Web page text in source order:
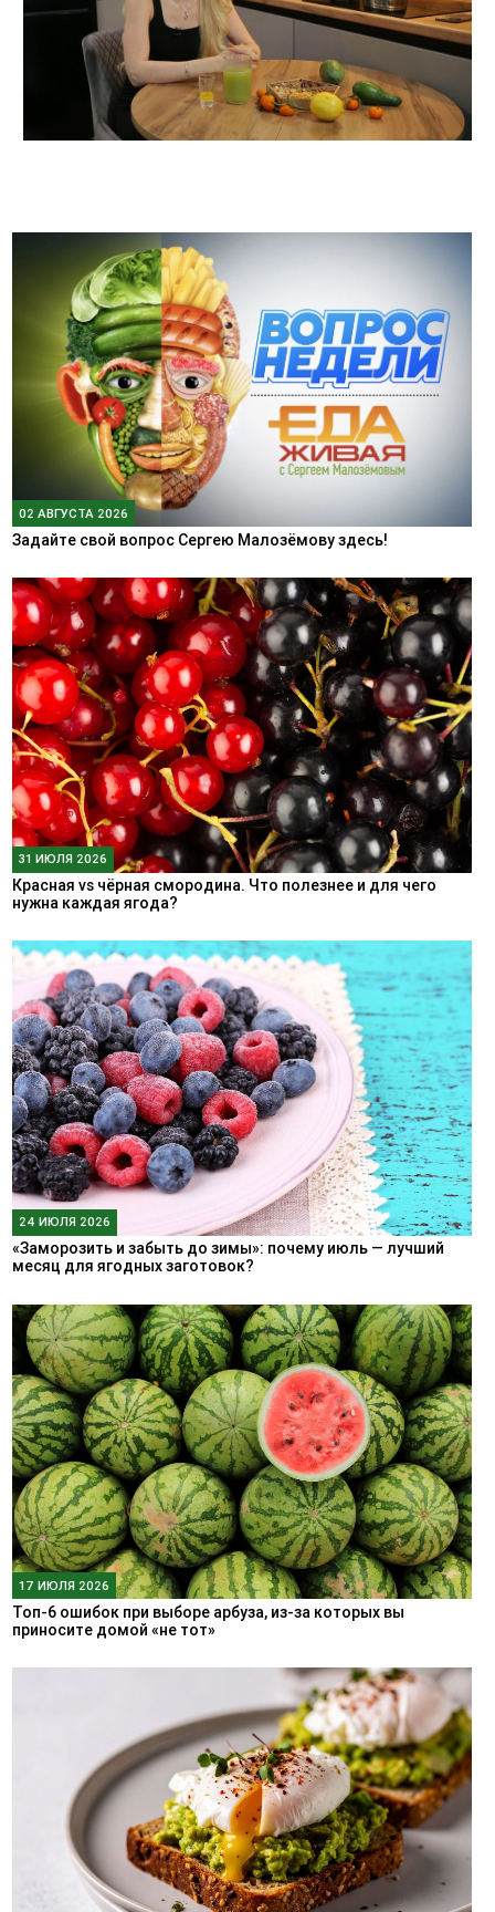
02 АВГУСТА 2026
Задайте свой вопрос Сергею Малозёмову здесь!
31 ИЮЛЯ 2026
Красная vs чёрная смородина. Что полезнее и для чего
нужна каждая ягода?
24 ИЮЛЯ 2026
«Заморозить и забыть до зимы»: почему июль — лучший
месяц для ягодных заготовок?
17 ИЮЛЯ 2026
Топ-6 ошибок при выборе арбуза, из-за которых вы
приносите домой «не тот»